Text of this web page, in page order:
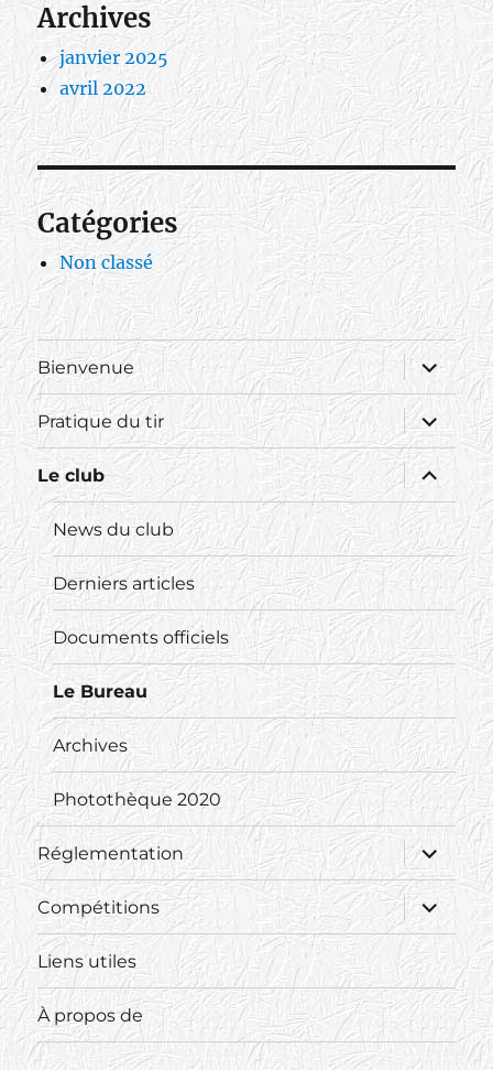
Archives
janvier 2025
avril 2022
Catégories
Non classé
Bienvenue
ouvrir
le
sous-
menu
Pratique du tir
ouvrir
le
sous-
menu
Le club
ouvrir
le
sous-
menu
News du club
Derniers articles
Documents officiels
Le Bureau
Archives
Photothèque 2020
Réglementation
ouvrir
le
sous-
menu
Compétitions
ouvrir
le
sous-
menu
Liens utiles
À propos de